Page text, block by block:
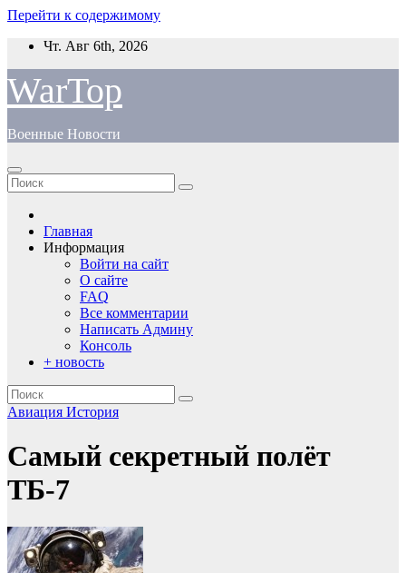
Перейти к содержимому
Чт. Авг 6th, 2026
WarTop
Военные Новости
Главная
Информация
Войти на сайт
О сайте
FAQ
Все комментарии
Написать Админу
Консоль
+ новость
Авиация История
Самый секретный полёт
ТБ-7